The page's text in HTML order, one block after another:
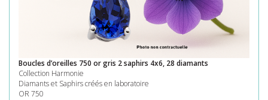
Boucles d’oreilles 750 or gris 2 saphirs 4x6, 28 diamants
Collection Harmonie
Diamants et Saphirs créés en laboratoire
OR 750